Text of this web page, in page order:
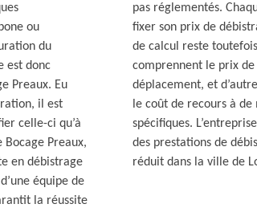
ou
du
est donc
Preaux. Eu
il est
celle-ci qu’à
Bocage Preaux,
en débistrage
équipe de
la réussite
pas réglementés.
fixer son prix de
de calcul reste
comprennent le prix
déplacement, et
le coût de recours à
spécifiques.
des prestations de
réduit dans la ville de